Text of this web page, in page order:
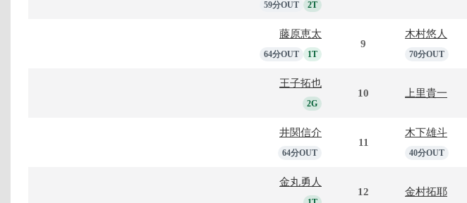
59分OUT 2T
藤原恵太
64分OUT 1T
9
木村悠人
70分OUT
王子拓也
2G
10 上里貴一
井関信介
64分OUT
11
木下雄斗
40分OUT
金丸勇人
12 金村拓耶